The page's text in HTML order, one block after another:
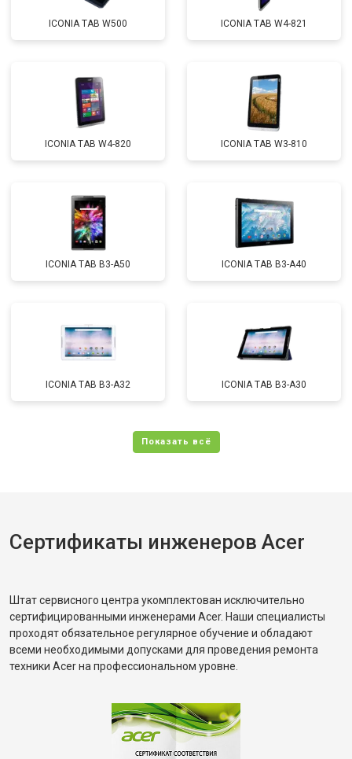
ICONIA TAB W500 ICONIA TAB W4-821
ICONIA TAB W4-820 ICONIA TAB W3-810
ICONIA TAB B3-A50 ICONIA TAB B3-A40
ICONIA TAB B3-A32 ICONIA TAB B3-A30
Сертификаты инженеров Acer
Штат сервисного центра укомплектован исключительно
сертифицированными инженерами Acer. Наши специалисты
проходят обязательное регулярное обучение и обладают
всеми необходимыми допусками для проведения ремонта
техники Acer на профессиональном уровне.